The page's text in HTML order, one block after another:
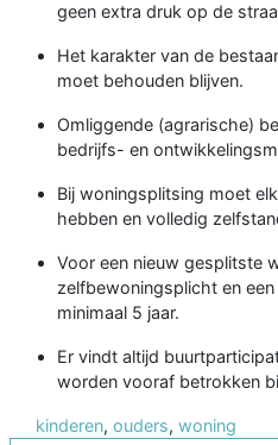
geen extra druk op de
Het karakter van de
moet behouden blijven.
Omliggende (agrarische)
bedrijfs- en
Bij woningsplitsing moet
hebben en volledig
Voor een nieuw gesplitste
zelfbewoningsplicht en
minimaal 5 jaar.
Er vindt altijd
worden vooraf betrokken
kinderen, ouders, woning